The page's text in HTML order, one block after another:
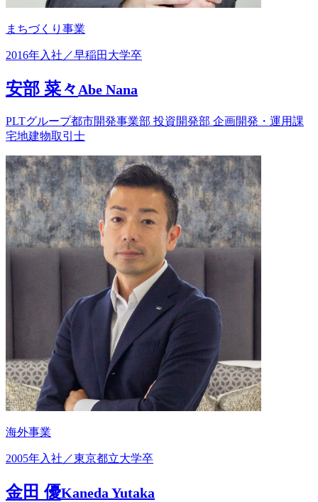
まちづくり事業
2016年入社／早稲田大学卒
安部 菜々 Abe Nana
PLTグループ都市開発事業部 投資開発部 企画開発・運用課
宅地建物取引士
海外事業
2005年入社／東京都立大学卒
金田 優Kaneda Yutaka